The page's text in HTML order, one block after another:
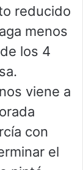
reducido
menos
los 4
viene a
con
el